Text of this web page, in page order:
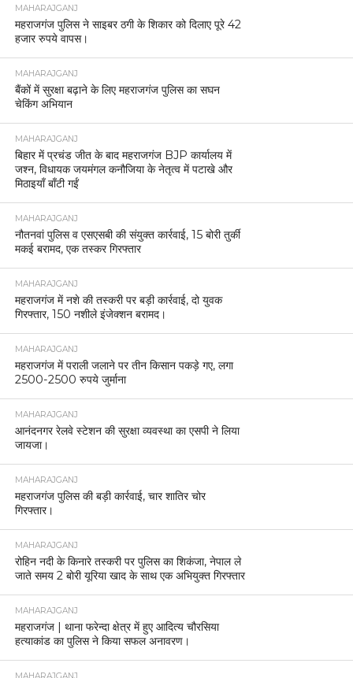
MAHARAJGANJ
महराजगंज पुलिस ने साइबर ठगी के शिकार को दिलाए पूरे 42
हजार रुपये वापस।
MAHARAJGANJ
बैंकों में सुरक्षा बढ़ाने के लिए महराजगंज पुलिस का सघन
चेकिंग अभियान
MAHARAJGANJ
बिहार में प्रचंड जीत के बाद महराजगंज BJP कार्यालय में
जश्न, विधायक जयमंगल कनौजिया के नेतृत्व में पटाखे और
मिठाइयाँ बाँटी गईं
MAHARAJGANJ
नौतनवां पुलिस व एसएसबी की संयुक्त कार्रवाई, 15 बोरी तुर्की
मकई बरामद, एक तस्कर गिरफ्तार
MAHARAJGANJ
महराजगंज में नशे की तस्करी पर बड़ी कार्रवाई, दो युवक
गिरफ्तार, 150 नशीले इंजेक्शन बरामद।
MAHARAJGANJ
महराजगंज में पराली जलाने पर तीन किसान पकड़े गए, लगा
2500-2500 रुपये जुर्माना
MAHARAJGANJ
आनंदनगर रेलवे स्टेशन की सुरक्षा व्यवस्था का एसपी ने लिया
जायजा।
MAHARAJGANJ
महराजगंज पुलिस की बड़ी कार्रवाई, चार शातिर चोर
गिरफ्तार।
MAHARAJGANJ
रोहिन नदी के किनारे तस्करी पर पुलिस का शिकंजा, नेपाल ले
जाते समय 2 बोरी यूरिया खाद के साथ एक अभियुक्त गिरफ्तार
MAHARAJGANJ
महराजगंज | थाना फरेन्दा क्षेत्र में हुए आदित्य चौरसिया
हत्याकांड का पुलिस ने किया सफल अनावरण।